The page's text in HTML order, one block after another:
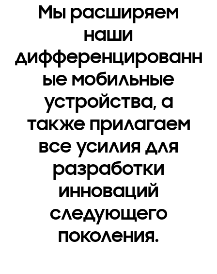
Мы расширяем
наши
дифференцированн
ые мобильные
устройства, а
также прилагаем
все усилия для
разработки
инноваций
следующего
поколения.